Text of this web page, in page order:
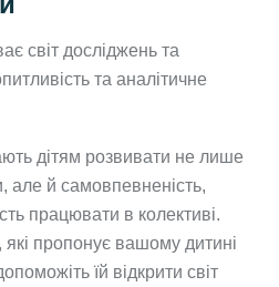
світ досліджень та
та аналітичне
дітям розвивати не лише
але й самовпевненість,
працювати в колективі.
які пропонує вашому дитині
їй відкрити світ